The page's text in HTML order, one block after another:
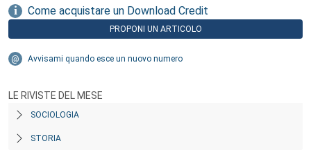
Come acquistare un Download Credit
PROPONI UN ARTICOLO
Avvisami quando esce un nuovo numero
LE RIVISTE DEL MESE
SOCIOLOGIA
STORIA